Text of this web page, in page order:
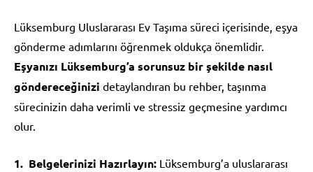
Lüksemburg Uluslararası Ev Taşıma süreci içerisinde, eşya
gönderme adımlarını öğrenmek oldukça önemlidir.
Eşyanızı Lüksemburg’a sorunsuz bir şekilde nasıl
göndereceğinizi detaylandıran bu rehber, taşınma
sürecinizin daha verimli ve stressiz geçmesine yardımcı
olur.
Belgelerinizi Hazırlayın: Lüksemburg’a uluslararası